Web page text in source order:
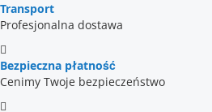
Transport
Profesjonalna dostawa
Bezpieczna płatność
Cenimy Twoje bezpieczeństwo